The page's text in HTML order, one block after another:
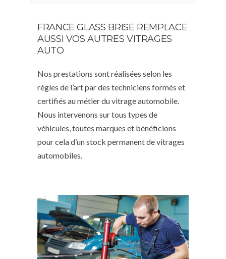
FRANCE GLASS BRISE REMPLACE
AUSSI VOS AUTRES VITRAGES
AUTO
Nos prestations sont réalisées selon les
règles de l’art par des techniciens formés et
certifiés au métier du vitrage automobile.
Nous intervenons sur tous types de
véhicules, toutes marques et bénéficions
pour cela d’un stock permanent de vitrages
automobiles.